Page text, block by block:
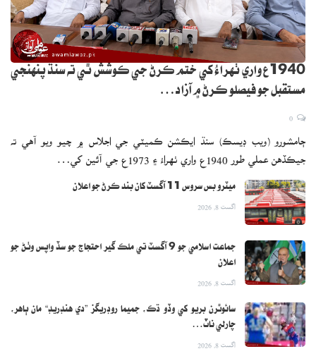
1940ع واري ٺهراءُ کي ختم ڪرڻ جي ڪوشش ٿي ته سنڌ پنهنجي
مستقبل جو فيصلو ڪرڻ ۾ آزاد…
ڄامشورو (ويب ڊيسڪ) سنڌ ايڪشن ڪميٽي جي اجلاس ۾ چيو ويو آهي ته
جيڪڏهن عملي طور 1940ع واري ٺهراءُ ۽ 1973ع جي آئين کي…
ميٽرو بس سروس 11 آگسٽ کان بند ڪرڻ جو اعلان
اگست 8, 2026
جماعت اسلامي جو 9 آگسٽ تي ملڪ گير احتجاج جو سڏ واپس وٺڻ جو
اعلان
اگست 8, 2026
سائوٿرن بريو کي وڏو ڌڪ، جميما روڊريگز ”دي هنڊريڊ“ مان ٻاهر،
چارلي ناٽ…
اگست 8, 2026